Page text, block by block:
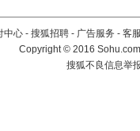
中心 - 搜狐招聘 - 广告服务 - 客
Copyright©2016
搜狐不良信息举